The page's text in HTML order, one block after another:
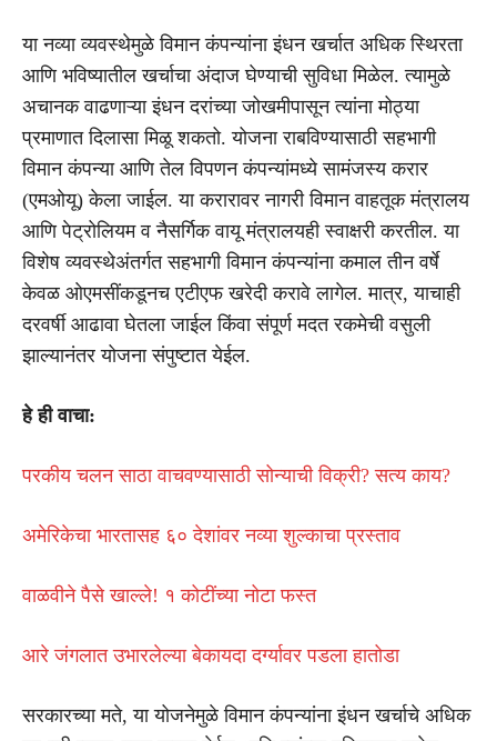
या नव्या व्यवस्थेमुळे विमान कंपन्यांना इंधन खर्चात अधिक स्थिरता
आणि भविष्यातील खर्चाचा अंदाज घेण्याची सुविधा मिळेल. त्यामुळे
अचानक वाढणाऱ्या इंधन दरांच्या जोखमीपासून त्यांना मोठ्या
प्रमाणात दिलासा मिळू शकतो. योजना राबविण्यासाठी सहभागी
विमान कंपन्या आणि तेल विपणन कंपन्यांमध्ये सामंजस्य करार
(एमओयू) केला जाईल. या करारावर नागरी विमान वाहतूक मंत्रालय
आणि पेट्रोलियम व नैसर्गिक वायू मंत्रालयही स्वाक्षरी करतील. या
विशेष व्यवस्थेअंतर्गत सहभागी विमान कंपन्यांना कमाल तीन वर्षे
केवळ ओएमसींकडूनच एटीएफ खरेदी करावे लागेल. मात्र, याचाही
दरवर्षी आढावा घेतला जाईल किंवा संपूर्ण मदत रकमेची वसुली
झाल्यानंतर योजना संपुष्टात येईल.
हे ही वाचा:
परकीय चलन साठा वाचवण्यासाठी सोन्याची विक्री? सत्य काय?
अमेरिकेचा भारतासह ६० देशांवर नव्या शुल्काचा प्रस्ताव
वाळवीने पैसे खाल्ले! १ कोटींच्या नोटा फस्त
आरे जंगलात उभारलेल्या बेकायदा दर्ग्यावर पडला हातोडा
सरकारच्या मते, या योजनेमुळे विमान कंपन्यांना इंधन खर्चाचे अधिक